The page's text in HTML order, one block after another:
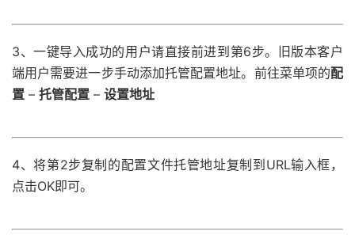
3、一键导入成功的用户请直接前进到第6步。旧版本客户
端用户需要进一步手动添加托管配置地址。前往菜单项的配
置 – 托管配置 – 设置地址
4、将第2步复制的配置文件托管地址复制到URL输入框，
点击OK即可。